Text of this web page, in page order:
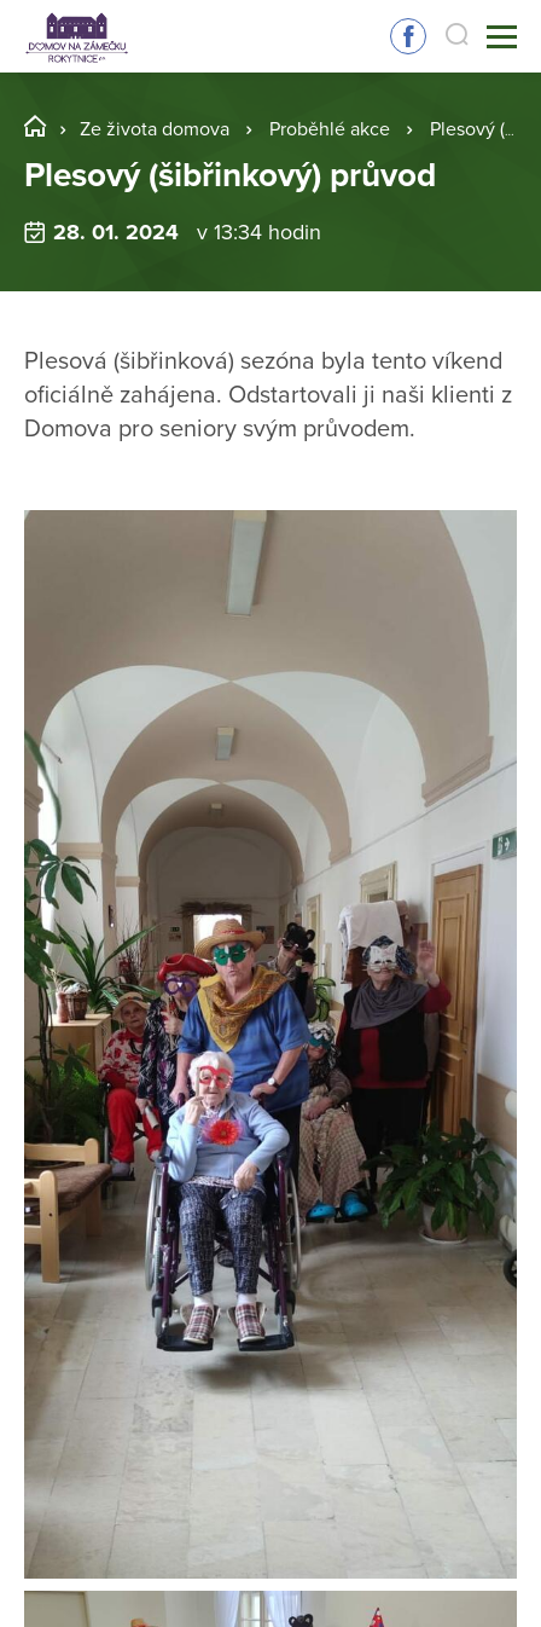
Ze života domova Proběhlé akce Plesový (šibřinkový) průvod
Plesový (šibřinkový) průvod
28. 01. 2024 v 13:34 hodin
Plesová (šibřinková) sezóna byla tento víkend
oficiálně zahájena. Odstartovali ji naši klienti z
Domova pro seniory svým průvodem.